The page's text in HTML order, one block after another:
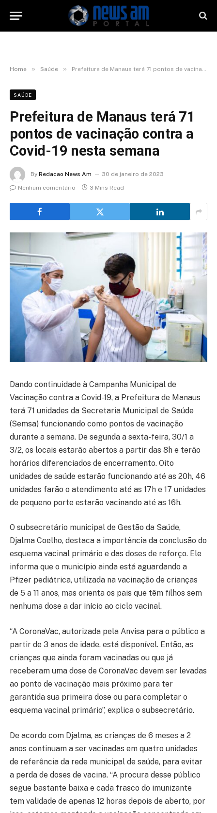
Home » Saúde » Prefeitura de Manaus terá 71 pontos de vacinação contra a Covid-19 nesta semana
SAÚDE
Prefeitura de Manaus terá 71
pontos de vacinação contra a
Covid-19 nesta semana
By Redacao News Am
30 de janeiro de 2023
Nenhum comentário
3 Mins Read
Dando continuidade à Campanha Municipal de
Vacinação contra a Covid-19, a Prefeitura de Manaus
terá 71 unidades da Secretaria Municipal de Saúde
(Semsa) funcionando como pontos de vacinação
durante a semana. De segunda a sexta-feira, 30/1 a
3/2, os locais estarão abertos a partir das 8h e terão
horários diferenciados de encerramento. Oito
unidades de saúde estarão funcionando até as 20h, 46
unidades farão o atendimento até as 17h e 17 unidades
de pequeno porte estarão vacinando até as 16h.
O subsecretário municipal de Gestão da Saúde,
Djalma Coelho, destaca a importância da conclusão do
esquema vacinal primário e das doses de reforço. Ele
informa que o município ainda está aguardando a
Pfizer pediátrica, utilizada na vacinação de crianças
de 5 a 11 anos, mas orienta os pais que têm filhos sem
nenhuma dose a dar início ao ciclo vacinal.
“A CoronaVac, autorizada pela Anvisa para o público a
partir de 3 anos de idade, está disponível. Então, as
crianças que ainda foram vacinadas ou que já
receberam uma dose de CoronaVac devem ser levadas
ao ponto de vacinação mais próximo para ter
garantida sua primeira dose ou para completar o
esquema vacinal primário”, explica o subsecretário.
De acordo com Djalma, as crianças de 6 meses a 2
anos continuam a ser vacinadas em quatro unidades
de referência da rede municipal de saúde, para evitar
a perda de doses de vacina. “A procura desse público
segue bastante baixa e cada frasco do imunizante
tem validade de apenas 12 horas depois de aberto, por